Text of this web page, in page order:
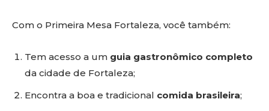
Com o Primeira Mesa Fortaleza, você também:
Tem acesso a um guia gastronômico completo
da cidade de Fortaleza;
Encontra a boa e tradicional comida brasileira;